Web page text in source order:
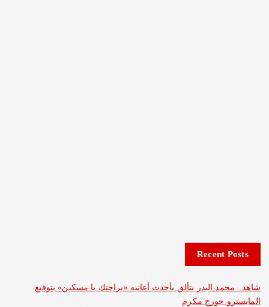
Recent
البدر يتألق بأحدث أغانيه «براحتك يا مسكين» بتوقيع
جورج مكرم